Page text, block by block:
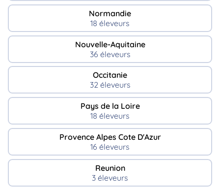
Normandie
18 éleveurs
Nouvelle-Aquitaine
36 éleveurs
Occitanie
32 éleveurs
Pays de la Loire
18 éleveurs
Provence Alpes Cote D'Azur
16 éleveurs
Reunion
3 éleveurs